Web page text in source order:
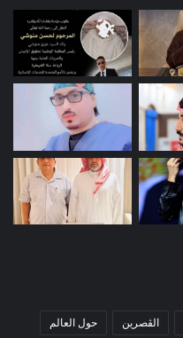
الڨصرين حول العالم